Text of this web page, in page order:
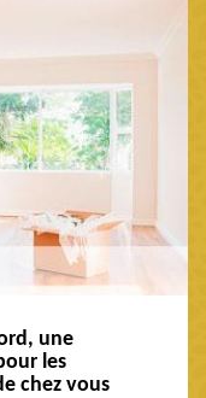
une
les
chez vous